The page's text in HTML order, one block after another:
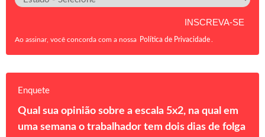
Ao assinar, você concorda com a nossa Política de Privacidade
Enquete
Qual sua opinião sobre a escala 5x2, na qual em
uma semana o trabalhador tem dois dias de folga